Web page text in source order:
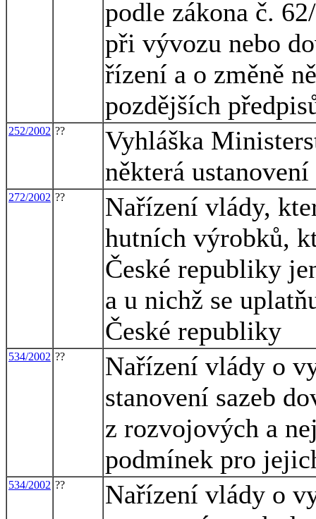
podle zákona č.
při vývozu nebo
řízení a o změně
pozdějších
252/2002 ??
Vyhláška
některá
272/2002 ??
Nařízení vlády,
hutních výrobků,
České republiky
a u nichž se
České republiky
534/2002 ??
Nařízení vlády o
stanovení sazeb
z rozvojových a
podmínek pro
534/2002 ??
Nařízení vlády o